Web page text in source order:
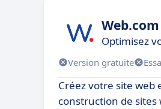
Web.com
Optimisez
Version gratuite
Créez votre site web
construction de sites